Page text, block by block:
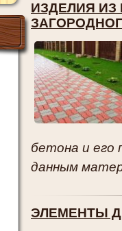
ИЗДЕЛИЯ
бетона и его
данным
ЭЛЕМЕНТЫ